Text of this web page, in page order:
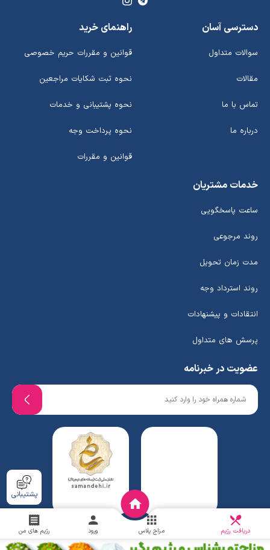
دسترسی آسان
سوالات متداول
مقالات
تماس با ما
درباره ما
راهنمای خرید
قوانین و مقررات حریم خصوصی
نحوه ثبت شکایات مراجعین
نحوه پشتیبانی و خدمات
نحوه پرداخت وجه
قوانین و مقررات
خدمات مشتریان
ساعت پاسخگویی
روند مرجوعی
مدت زمان تحویل
روند استرداد وجه
انتقادات و پیشنهادات
پرسش های متداول
عضویت در خبرنامه
- Copyright © 2026 - All rights reserved.
پشتیبانی
دریافت رژیم مزاج پلاس ورود رژیم های من